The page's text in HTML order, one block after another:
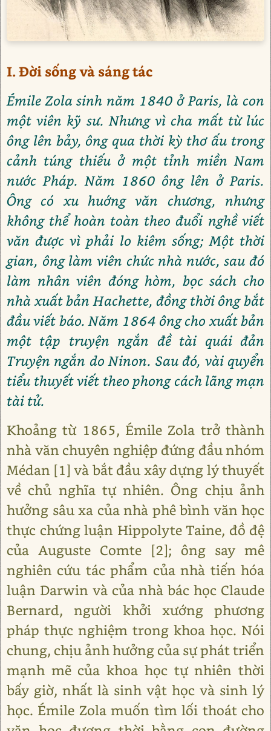
I. Đời sống và sáng tác
Émile Zola sinh năm 1840 ở Paris, là con
một viên kỹ sư. Nhưng vì cha mất từ lúc
ông lên bảy, ông qua thời kỳ thơ ấu trong
cảnh túng thiếu ở một tỉnh miền Nam
nước Pháp. Năm 1860 ông lên ở Paris.
Ông có xu huớng văn chương, nhưng
không thể hoàn toàn theo đuổi nghề viết
văn được vì phải lo kiêm sống; Một thời
gian, ông làm viên chức nhà nước, sau đó
làm nhân viên đóng hòm, bọc sách cho
nhà xuất bản Hachette, đồng thời ông bắt
đầu viết báo. Năm 1864 ông cho xuất bản
một tập truyện ngắn đề tài quái đản
Truyện ngắn do Ninon. Sau đó, vài quyển
tiểu thuyết viết theo phong cách lãng mạn
tài tử.
Khoảng từ 1865, Émile Zola trở thành
nhà văn chuyên nghiệp đứng đầu nhóm
Médan [1] và bắt đầu xây dựng lý thuyết
về chủ nghĩa tự nhiên. Ông chịu ảnh
hưởng sâu xa của nhà phê bình văn học
thực chứng luận Hippolyte Taine, đồ đệ
của Auguste Comte [2]; ông say mê
nghiên cứu tác phẩm của nhà tiến hóa
luận Darwin và của nhà bác học Claude
Bernard, người khởi xướng phương
pháp thực nghiệm trong khoa học. Nói
chung, chịu ảnh hưởng của sự phát triển
mạnh mẽ của khoa học tự nhiên thời
bấy giờ, nhất là sinh vật học và sinh lý
học. Émile Zola muốn tìm lối thoát cho